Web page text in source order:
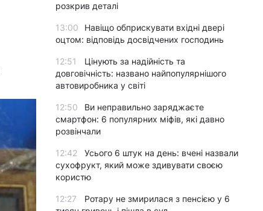
розкрив деталі
13:00
Навіщо обприскувати вхідні двері
оцтом: відповідь досвідчених господинь
12:51
Цінують за надійність та
довговічність: названо найпопулярнішого
автовиробника у світі
12:50
Ви неправильно заряджаєте
смартфон: 6 популярних міфів, які давно
розвінчали
12:42
Усього 6 штук на день: вчені назвали
сухофрукт, який може здивувати своєю
користю
12:27
Ротару не змирилася з пенсією у 6